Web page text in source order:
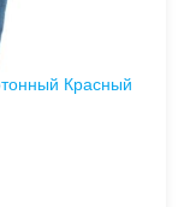
Красный